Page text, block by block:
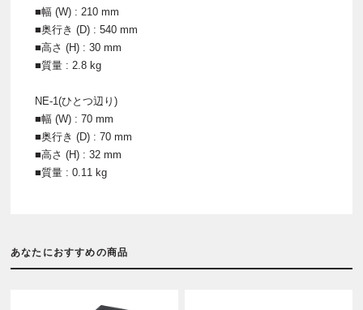
■幅 (W) : 210 mm
■奥行き (D) : 540 mm
■高さ (H) : 30 mm
■質量 : 2.8 kg
NE-1(ひとつ辺り)
■幅 (W) : 70 mm
■奥行き (D) : 70 mm
■高さ (H) : 32 mm
■質量 : 0.11 kg
あなたにおすすめの商品